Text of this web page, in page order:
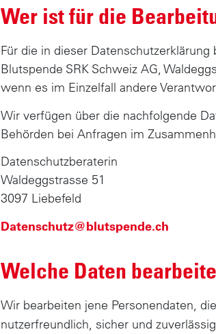
Wer ist für die
Für die in dieser
Blutspende SRK Schweiz AG,
wenn es im Einzelfall andere
Wir verfügen über die nachfolgende
Behörden bei Anfragen im
Datenschutzberaterin
Waldeggstrasse 51
3097 Liebefeld
Datenschutz@blutspende.ch
Welche Daten
Wir bearbeiten jene Personendaten, die
nutzerfreundlich, sicher und